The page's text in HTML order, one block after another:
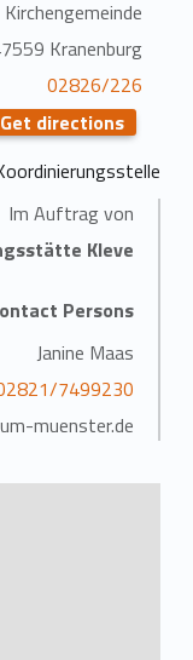
Kirchengemeinde
Kranenburg
02826/226
Get directions
Im Auftrag von
Kleve
Persons
Janine Maas
7499230
muenster.de